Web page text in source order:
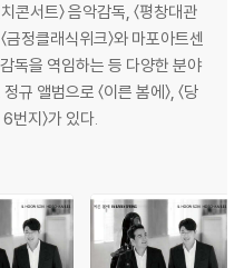
콘서트〉 음악감독, 〈평창대관
금정클래식위크〉와 마포아트센
독을 역임하는 등 다양한 분야
앨범으로 〈이른 봄에〉, 〈당
번지〉가 있다.